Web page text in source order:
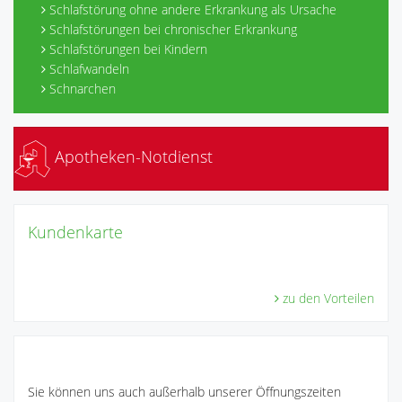
Schlafstörung ohne andere Erkrankung als Ursache
Schlafstörungen bei chronischer Erkrankung
Schlafstörungen bei Kindern
Schlafwandeln
Schnarchen
Apotheken-Notdienst
Kundenkarte
zu den Vorteilen
Sie können uns auch außerhalb unserer Öffnungszeiten